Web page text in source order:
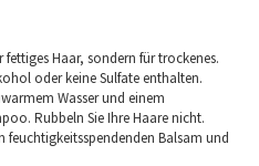
Haar, sondern für trockenes.
oder keine Sulfate enthalten.
Wasser und einem
Rubbeln Sie Ihre Haare nicht.
feuchtigkeitsspendenden Balsam und